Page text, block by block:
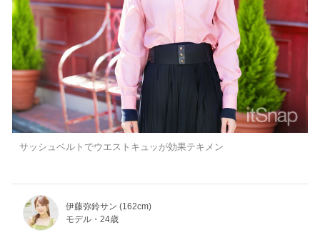
サッシュベルトでウエストキュッが効果テキメン
伊藤弥鈴サン (162cm)
モデル・24歳